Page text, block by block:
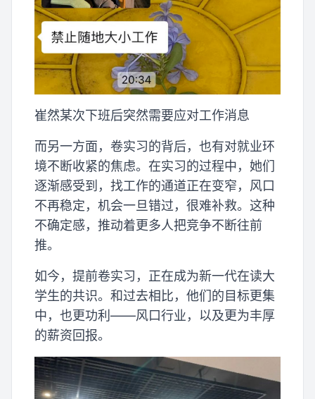
崔然某次下班后突然需要应对工作消息
而另一方面，卷实习的背后，也有对就业环
境不断收紧的焦虑。在实习的过程中，她们
逐渐感受到，找工作的通道正在变窄，风口
不再稳定，机会一旦错过，很难补救。这种
不确定感，推动着更多人把竞争不断往前
推。
如今，提前卷实习，正在成为新一代在读大
学生的共识。和过去相比，他们的目标更集
中，也更功利——风口行业，以及更为丰厚
的薪资回报。